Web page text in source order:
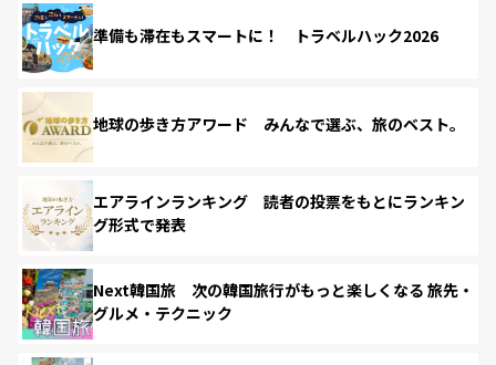
準備も滞在もスマートに！ トラベルハック2026
地球の歩き方アワード みんなで選ぶ、旅のベスト。
エアラインランキング 読者の投票をもとにランキン
グ形式で発表
Next韓国旅 次の韓国旅行がもっと楽しくなる 旅先・
グルメ・テクニック